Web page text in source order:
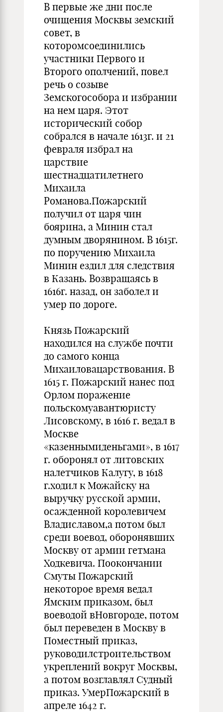
В первые же дни после
очищения Москвы земский
совет, в
которомсоединились
участники Первого и
Второго ополчений, повел
речь о созыве
Земскогособора и избрании
на нем царя. Этот
исторический собор
собрался в начале 1613г. и 21
февраля избрал на
царствие
шестнадцатилетнего
Михаила
Романова.Пожарский
получил от царя чин
боярина, а Минин стал
думным дворянином. В 1615г.
по поручению Михаила
Минин ездил для следствия
в Казань. Возвращаясь в
1616г. назад, он заболел и
умер по дороге.
Князь Пожарский
находился на службе почти
до самого конца
Михаиловацарствования. В
1615 г. Пожарский нанес под
Орлом поражение
польскомуавантюристу
Лисовскому, в 1616 г. ведал в
Москве
«казеннымиденьгами», в 1617
г. оборонял от литовских
налетчиков Калугу, в 1618
г.ходил к Можайску на
выручку русской армии,
осажденной королевичем
Владиславом,а потом был
среди воевод, оборонявших
Москву от армии гетмана
Ходкевича. Поокончании
Смуты Пожарский
некоторое время ведал
Ямским приказом, был
воеводой вНовгороде, потом
был переведен в Москву в
Поместный приказ,
руководилстроительством
укреплений вокруг Москвы,
а потом возглавлял Судный
приказ. УмерПожарский в
апреле 1642 г.